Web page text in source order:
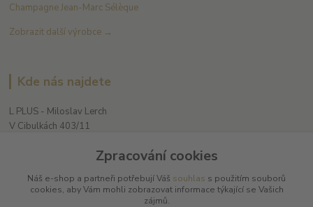
Champagne Jean-Marc Sélèque
Zobrazit další výrobce →
Kde nás najdete
L PLUS - Miloslav Lerch
V Cibulkách 403/11
Zpracování cookies
Náš e-shop a partneři potřebují Váš souhlas s použitím souborů
cookies, aby Vám mohli zobrazovat informace týkající se Vašich
zájmů.